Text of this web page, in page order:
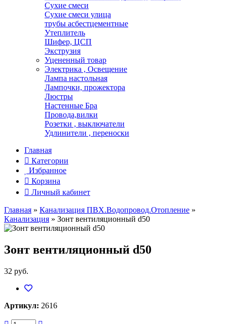
Сухие смеси
Сухие смеси улица
трубы асбестцементные
Утеплитель
Шифер, ЦСП
Экструзия
Уцененный товар
Электрика , Освещение
Лампа настольная
Лампочки, прожектора
Люстры
Настенные Бра
Провода,вилки
Розетки , выключатели
Удлинители , переноски
Главная
Категории
Избранное
Корзина
Личный кабинет
Главная » Канализация ПВХ.Водопровод.Отопление »
Канализация » Зонт вентиляционный d50
Зонт вентиляционный d50
32 руб.
Артикул: 2616